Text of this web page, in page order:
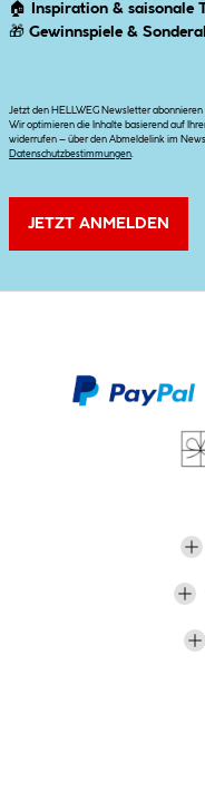
🏠
Inspiration & saisonale
🎁 Gewinnspiele &
Jetzt den HELLWEG Newsletter
Wir optimieren die Inhalte basierend auf
widerrufen – über den Abmeldelink im
Datenschutzbestimmungen
JETZT ANMELDEN